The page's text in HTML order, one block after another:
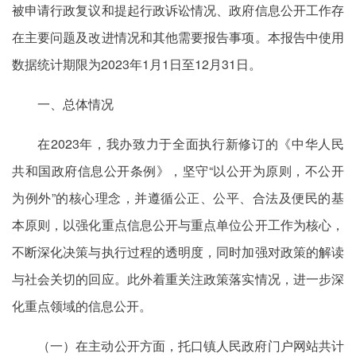
被申请行政复议和提起行政诉讼情况、政府信息公开工作存
在主要问题及改进情况和其他需要报告事项。本报告中使用
数据统计期限为2023年1月1日至12月31日。
一、总体情况
在2023年，我办致力于全面执行新修订的《中华人民
共和国政府信息公开条例》，坚守“以公开为原则，不公开
为例外”的核心理念，并遵循公正、公平、合法及便民的基
本原则，以强化重点信息公开与重点单位公开工作为核心，
不断深化决策与执行过程的透明度，同时加强对政策的解读
与社会关切的回应。此外着重关注政策落实情况，进一步深
化重点领域的信息公开。
（一）在主动公开方面，托口镇人民政府门户网站共计